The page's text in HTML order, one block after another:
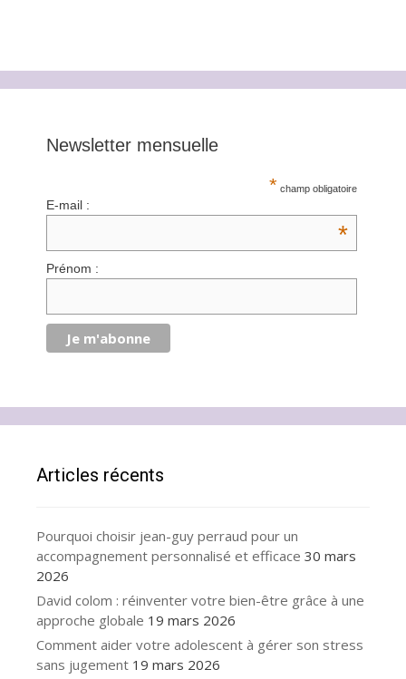
Newsletter mensuelle
* champ obligatoire
E-mail :
*
Prénom :
Articles récents
Pourquoi choisir jean-guy perraud pour un
accompagnement personnalisé et efficace 30 mars
2026
David colom : réinventer votre bien-être grâce à une
approche globale 19 mars 2026
Comment aider votre adolescent à gérer son stress
sans jugement 19 mars 2026